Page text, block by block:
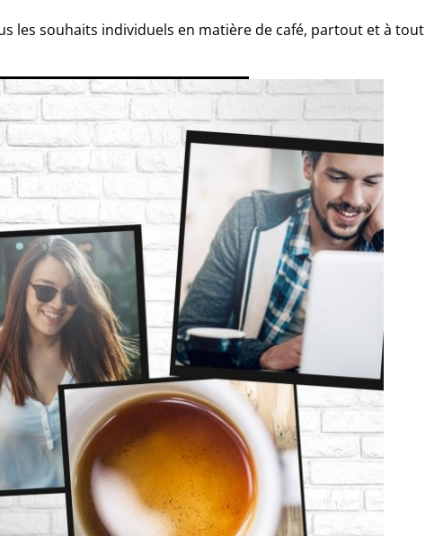
les souhaits individuels en matière de café, partout et à tout